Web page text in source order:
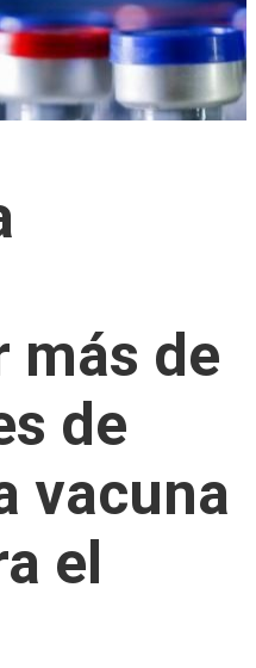
más de
de
vacuna
el